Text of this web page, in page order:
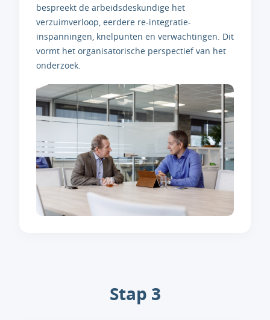
bespreekt de arbeidsdeskundige het
verzuimverloop, eerdere re-integratie-
inspanningen, knelpunten en verwachtingen. Dit
vormt het organisatorische perspectief van het
onderzoek.
Stap 3